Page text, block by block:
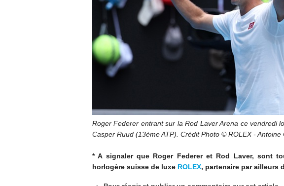
Roger Federer entrant sur la Rod Laver Arena ce vendredi
Casper Ruud (13ème ATP). Crédit Photo © ROLEX - Antoine
* A signaler que Roger Federer et Rod Laver, sont
horlogère suisse de luxe ROLEX, partenaire par ailleurs